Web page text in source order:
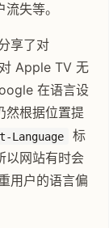
失等。
享了对
Apple TV 无
在语言设
然根据位置提
Language
标
以网站有时会
用户的语言偏